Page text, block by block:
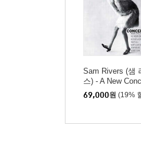
Sam Rivers (샘
스) - A New
[LP]
69,000원 (19%